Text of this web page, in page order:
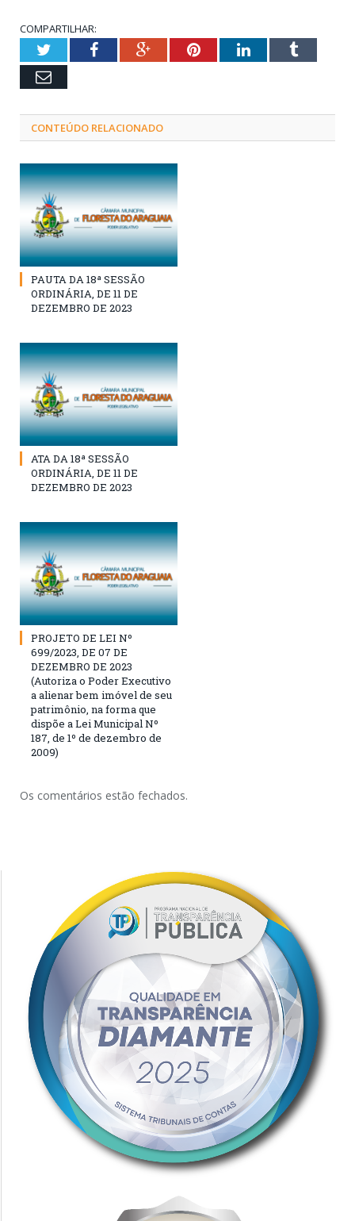
COMPARTILHAR:
TwitterFacebookGoogle+PinterestLinkedInTumblr
Email
CONTEÚDO RELACIONADO
PAUTA DA 18ª SESSÃO
ORDINÁRIA, DE 11 DE
DEZEMBRO DE 2023
ATA DA 18ª SESSÃO
ORDINÁRIA, DE 11 DE
DEZEMBRO DE 2023
PROJETO DE LEI Nº
699/2023, DE 07 DE
DEZEMBRO DE 2023
(Autoriza o Poder Executivo
a alienar bem imóvel de seu
patrimônio, na forma que
dispõe a Lei Municipal Nº
187, de 1º de dezembro de
2009)
Os comentários estão fechados.